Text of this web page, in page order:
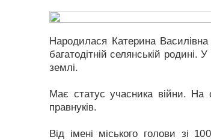
Народилася Катерина Василівна
багатодітній селянській
землі.
Має статус учасника війни. На
правнуків.
Від імені міського голови зі